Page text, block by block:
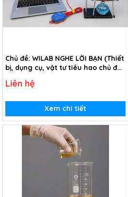
Chủ đề: WILAB NGHE LỜI BẠN (Thiết
bị, dụng cụ, vật tư tiêu hao chủ đề
Liên hệ
Xem chi tiết